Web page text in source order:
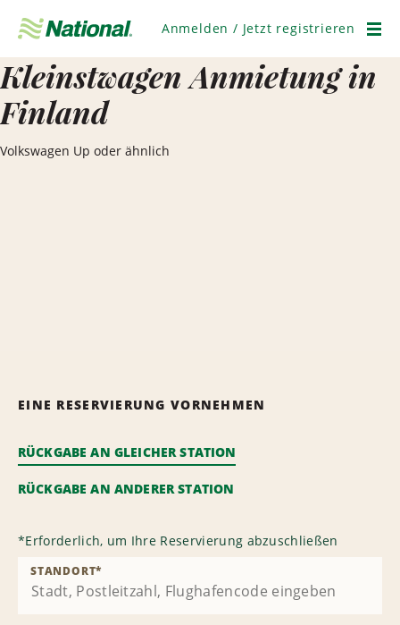
überspringen
Anmelden / Jetzt registrieren
Kleinstwagen Anmietung in
Finland
Volkswagen Up oder ähnlich
EINE RESERVIERUNG VORNEHMEN
RÜCKGABE AN GLEICHER STATION
RÜCKGABE AN ANDERER STATION
*Erforderlich, um Ihre Reservierung abzuschließen
STANDORT*